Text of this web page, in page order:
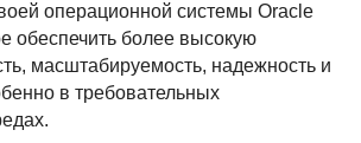
операционной системы Oracle
обеспечить более высокую
масштабируемость, надежность и
в требовательных